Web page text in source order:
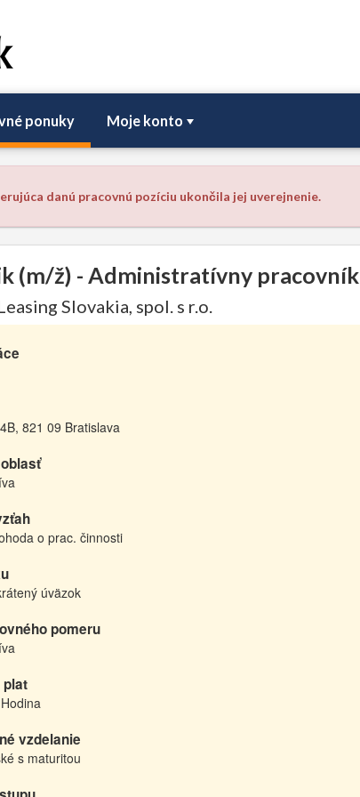
ponuky Moje konto
danú pracovnú pozíciu ukončila jej uverejnenie.
(m/ž) - Administratívny pracovník
Slovakia, spol. s r.o.
821 09 Bratislava
o prac. činnosti
úväzok
pomeru
plat
vzdelanie
s maturitou